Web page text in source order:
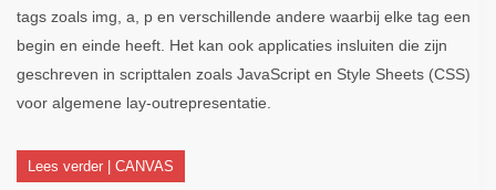
tags zoals img, a, p en verschillende andere waarbij elke tag een
begin en einde heeft. Het kan ook applicaties insluiten die zijn
geschreven in scripttalen zoals JavaScript en Style Sheets (CSS)
voor algemene lay-outrepresentatie.
Lees verder | CANVAS